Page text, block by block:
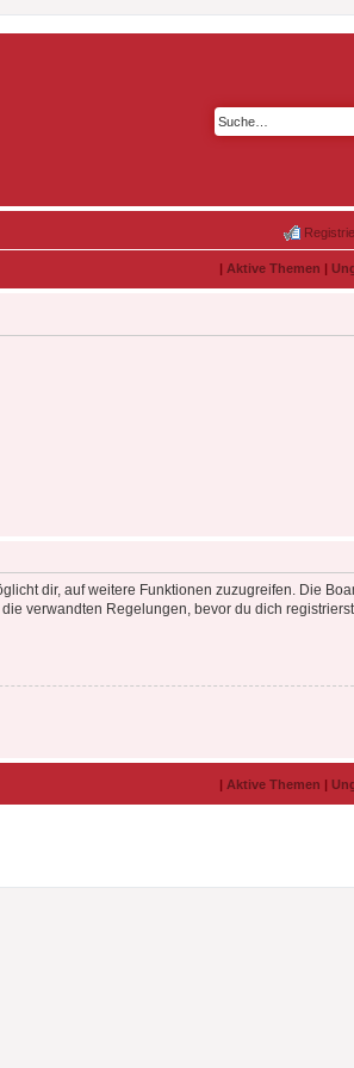
| Aktive Themen |
dir, auf weitere Funktionen zuzugreifen. Die
verwandten Regelungen, bevor du dich
| Aktive Themen |